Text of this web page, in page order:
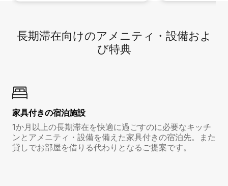
長期滞在向け⁠のア⁠メ⁠ニ⁠テ⁠ィ⁠・設⁠備⁠およ
び特⁠典
家具付き⁠の宿⁠泊⁠施⁠設
1か月以上の長期滞在を快適に過ごすのに必要なキッチ
ンとアメニティ・設備を備えた家具付きの宿泊先。また
貸しでお部屋を借りる代わりとなるご提案です。